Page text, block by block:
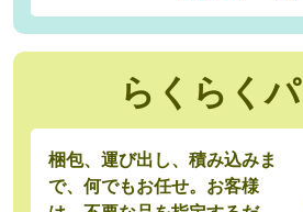
らくらく
梱包、運び出し、積み込みま
で、何でもお任せ。お客様